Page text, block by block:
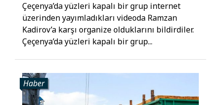
Çeçenya’da yüzleri kapalı bir grup internet
üzerinden yayımladıkları videoda Ramzan
Kadirov’a karşı organize olduklarını bildirdiler.
Çeçenya’da yüzleri kapalı bir grup...
Haber